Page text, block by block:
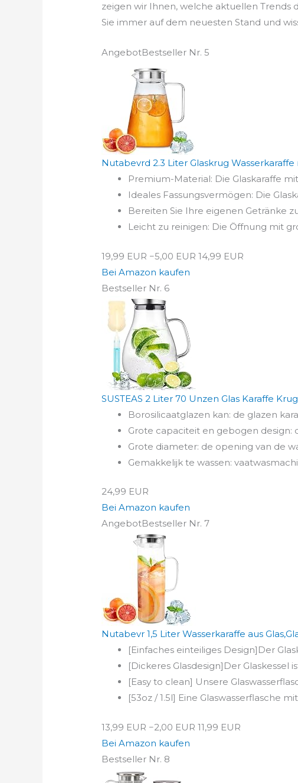
zeigen wir Ihnen, welche aktuellen Trends
Sie immer auf dem neuesten Stand und
AngebotBestseller Nr. 5
Nutabevrd 2.3 Liter Glaskrug
Premium-Material: Die Glaskaraffe
Ideales Fassungsvermögen: Die
Bereiten Sie Ihre eigenen Getränke
Leicht zu reinigen: Die Öffnung mit
19,99 EUR −5,00 EUR 14,99 EUR
Bei Amazon kaufen
Bestseller Nr. 6
SUSTEAS 2 Liter 70 Unzen Glas Karaffe
Borosilicaatglazen kan: de glazen
Grote capaciteit en gebogen design:
Grote diameter: de opening van de
Gemakkelijk te wassen:
24,99 EUR
Bei Amazon kaufen
AngebotBestseller Nr. 7
Nutabevr 1,5 Liter Wasserkaraffe aus
[Einfaches einteiliges Design]Der
[Dickeres Glasdesign]Der Glaskessel
[Easy to clean] Unsere
[53oz / 1.5l] Eine Glaswasserflasche
13,99 EUR −2,00 EUR 11,99 EUR
Bei Amazon kaufen
Bestseller Nr. 8